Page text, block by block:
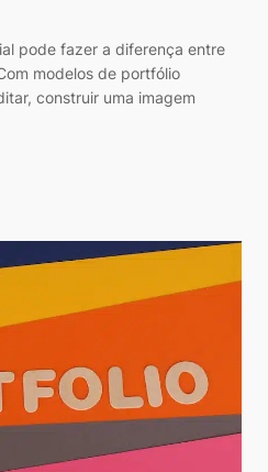
pode fazer a diferença entre
modelos de portfólio
construir uma imagem